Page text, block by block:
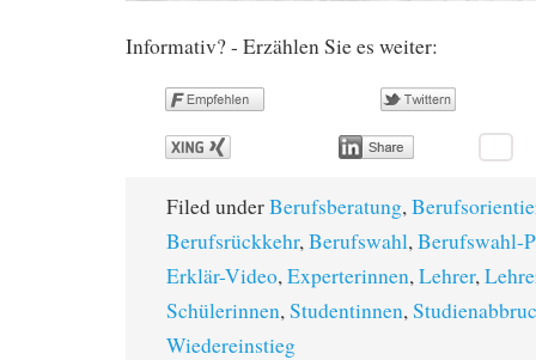
Informativ? - Erzählen Sie es weiter:
Filed underBerufsberatung,
Berufsrückkehr, Berufswahl, Berufswahl-
Erklär-Video, Experterinnen, Lehrer,
Schülerinnen, Studentinnen,
Wiedereinstieg